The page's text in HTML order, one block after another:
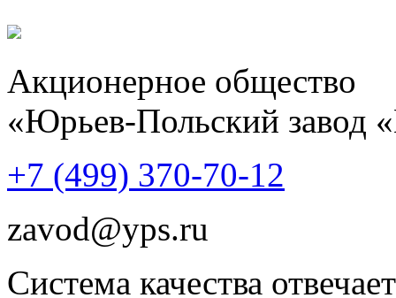
Акционерное общество
«Юрьев-Польский завод
+7 (499) 370-70-12
zavod@yps.ru
Система качества отвечает